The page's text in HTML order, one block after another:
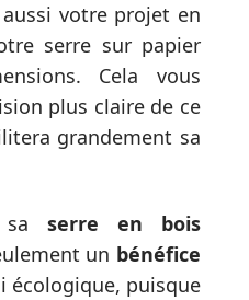
votre projet en
serre sur papier
Cela vous
plus claire de ce
grandement sa
sa serre en bois
un bénéfice
écologique, puisque